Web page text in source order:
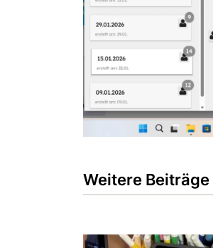
Weitere Beiträge